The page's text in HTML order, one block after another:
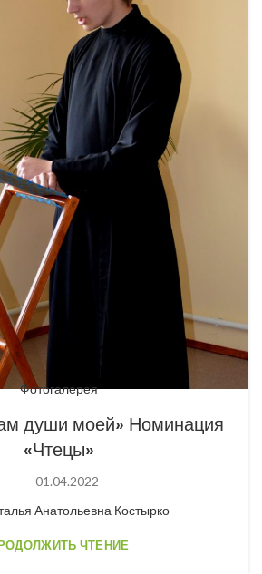
Фотогалерея
души моей» Номинация
«Чтецы»
01.04.2022
Анатольевна Костырко
ЧТЕНИЕ